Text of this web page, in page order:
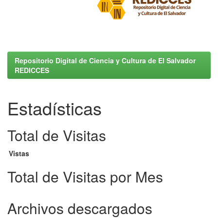
Repositorio Digital de Ciencia y Cultura de El Salvador
REDICCES
Estadísticas
Total de Visitas
Vistas
Total de Visitas por Mes
Archivos descargados